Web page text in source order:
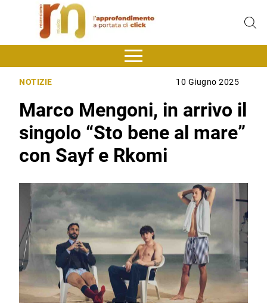
NOTIZIE 10 Giugno 2025
Marco Mengoni, in arrivo il
singolo “Sto bene al mare”
con Sayf e Rkomi